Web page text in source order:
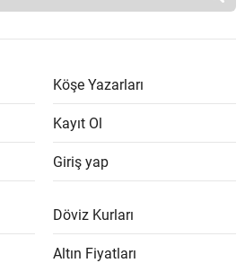
Köşe Yazarları
Kayıt Ol
Giriş yap
Döviz Kurları
Altın Fiyatları